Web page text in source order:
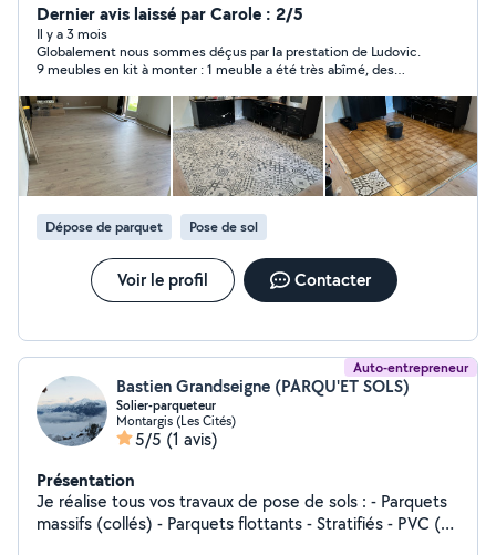
débroussailler le jardin - nettoyage de terrasse - pose
de tv au mur - plein d'autres petits travaux Vous pouvez
me joindre directement sur mon téléphone au 06-72-
29-34-91 . Je répondrais volontiers a effectuer vos
travaux demander . J'aime le travail propre et soigner .
Merci à vous !!!!! Ludo
Dernier avis laissé par Carole : 2/5
Il y a 3 mois
Globalement nous sommes déçus par la prestation de Ludovic.
9 meubles en kit à monter : 1 meuble a été très abîmé, des
convenu qu’une armoire serait fixée, cela n’a pas été fait. Mon
mari était très mécontent donc il a finalement déduit le
meuble qui a été abîmé de sa facture, mais au final nous
perdons un temps fou à devoir commander de nouvelles
pièces.
Dépose de parquet Pose de sol
Voir le profil Contacter
Auto-entrepreneur
Bastien Grandseigne (PARQU'ET SOLS)
Solier-parqueteur
Montargis (Les Cités)
5/5 (1 avis)
Présentation
Je réalise tous vos travaux de pose de sols : - Parquets
massifs (collés) - Parquets flottants - Stratifiés - PVC (en